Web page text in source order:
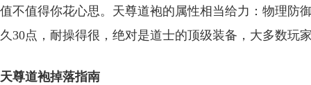
值不值得你花心思。天尊道袍的属性相当给力：物理防
久30点，耐操得很，绝对是道士的顶级装备，大多数玩
天尊道袍掉落指南